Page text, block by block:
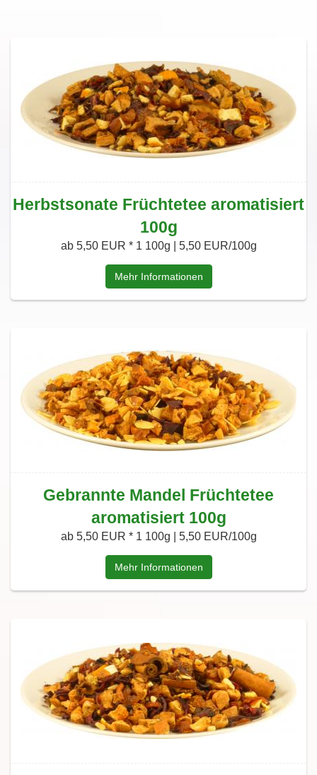
Herbstsonate Früchtetee aromatisiert
100g
ab 5,50 EUR * 1 100g | 5,50 EUR/100g
Mehr Informationen
Gebrannte Mandel Früchtetee
aromatisiert 100g
ab 5,50 EUR * 1 100g | 5,50 EUR/100g
Mehr Informationen